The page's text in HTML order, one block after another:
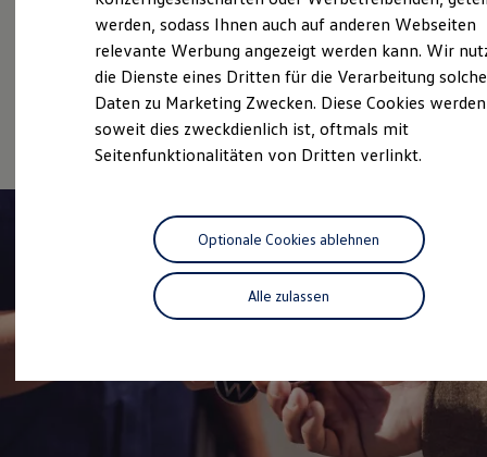
Schnittstellen zu Ihrem ID.
Hybridautos
Marke und Erlebnis
Volkswagen R und R Experience
R-Modelle
Driving Experience
Volkswagen entdecken
Lifestyle Shop
T-Roc Kollektion
Golf Kollektion
ID. Kollektion
Volkswagen Kollektion
R-Kollektion
#wedriveproud
Gebrauchtwagen
Service
Volkswagen Economy
Service
werden, sodass Ihnen auch auf anderen Webseiten
relevante Werbung angezeigt werden kann. Wir
die Dienste eines Dritten für die Verarbeitung
Daten zu Marketing Zwecken. Diese Cookies
soweit dies zweckdienlich ist, oftmals mit
Seitenfunktionalitäten von Dritten verlinkt.
Alle zulassen
Optionale Cookies ablehnen